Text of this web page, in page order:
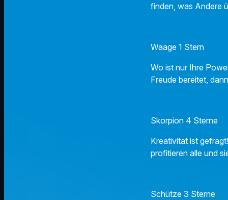
finden, was Andere
Waage 1 Stern
Wo ist nur Ihre
Freude bereitet,
Skorpion 4 Sterne
Kreativität ist
profitieren alle und
Schütze 3 Sterne